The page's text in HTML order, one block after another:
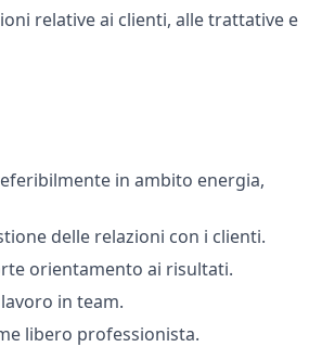
relative ai clienti, alle trattative e
in ambito energia,
delle relazioni con i clienti.
orientamento ai risultati.
in team.
libero professionista.